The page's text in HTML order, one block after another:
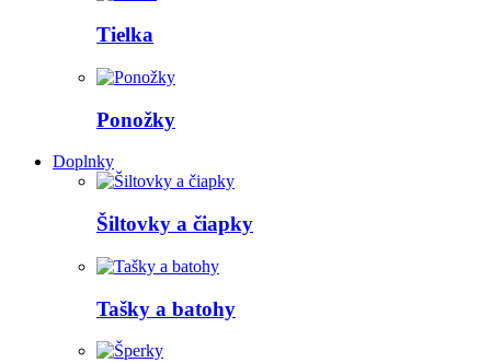
Tielka
Ponožky
Doplnky
Šiltovky a čiapky
Tašky a batohy